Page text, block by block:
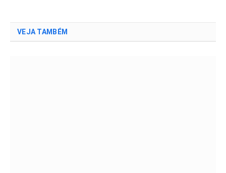
VEJA TAMBÉM